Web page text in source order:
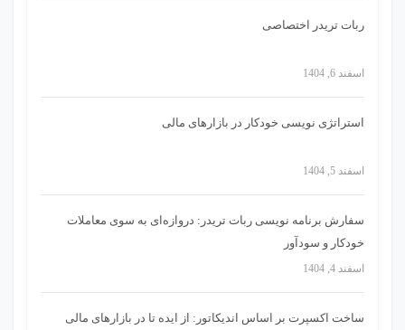
ربات تریدر اختصاصی
اسفند 6, 1404
استراتژی‌ نویسی خودکار در بازارهای مالی
اسفند 5, 1404
سفارش برنامه نویسی ربات تریدر: دروازه‌ای به سوی معاملات
خودکار و سودآور
اسفند 4, 1404
ساخت اکسپرت بر اساس اندیکاتور: از ایده تا در بازارهای مالی